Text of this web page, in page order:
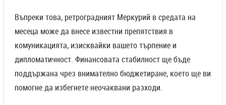
Въпреки това, ретроградният Меркурий в средата на
месеца може да внесе известни препятствия в
комуникацията, изисквайки вашето търпение и
дипломатичност. Финансовата стабилност ще бъде
поддържана чрез внимателно бюджетиране, което ще ви
помогне да избегнете неочаквани разходи.